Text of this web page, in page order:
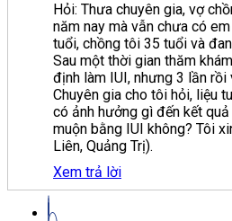
Hỏi: Thưa chuyên gia, vợ
năm nay mà vẫn chưa có
tuổi, chồng tôi 35 tuổi và
Sau một thời gian thăm
định làm IUI, nhưng 3 lần rồi
Chuyên gia cho tôi hỏi, liệu
có ảnh hưởng gì đến kết
muộn bằng IUI không? Tôi
Liên, Quảng Trị).
Xem trả lời